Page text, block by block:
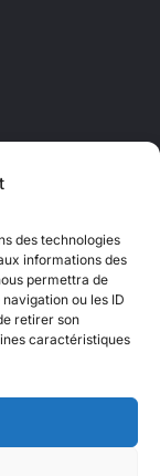
des technologies
informations des
permettra de
ou les ID
retirer son
caractéristiques
sur Orge